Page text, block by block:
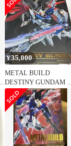
ィニーガンダム SOUL
RED Ver. メタルビル
ド
¥35,000
METAL BUILD
DESTINY GUNDAM フ
ルパッケージ